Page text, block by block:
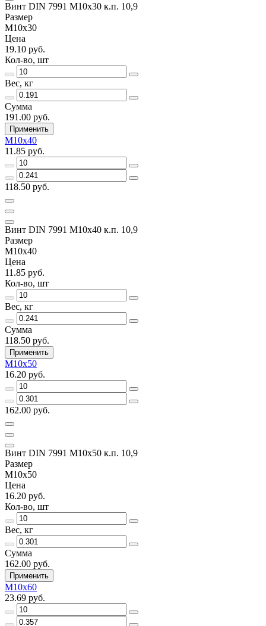
Винт DIN 7991 M10x30 к.п. 10,9
Размер
M10x30
Цена
19.10 руб.
Кол-во, шт
Вес, кг
Сумма
191.00 руб.
Применить
M10x40
11.85 руб.
118.50 руб.
Винт DIN 7991 M10x40 к.п. 10,9
Размер
M10x40
Цена
11.85 руб.
Кол-во, шт
Вес, кг
Сумма
118.50 руб.
Применить
M10x50
16.20 руб.
162.00 руб.
Винт DIN 7991 M10x50 к.п. 10,9
Размер
M10x50
Цена
16.20 руб.
Кол-во, шт
Вес, кг
Сумма
162.00 руб.
Применить
M10x60
23.69 руб.